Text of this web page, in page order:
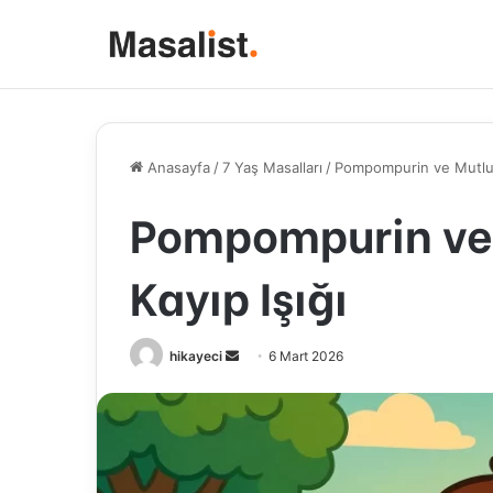
Anasayfa /7 Yaş Masalları / Pompompurin ve
Pompompurin
Kayıp Işığı
hikayeci 6 Mart 2026